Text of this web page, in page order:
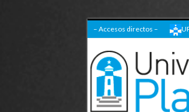
– Accesos directos –